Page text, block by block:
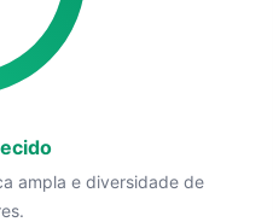
ampla e diversidade de